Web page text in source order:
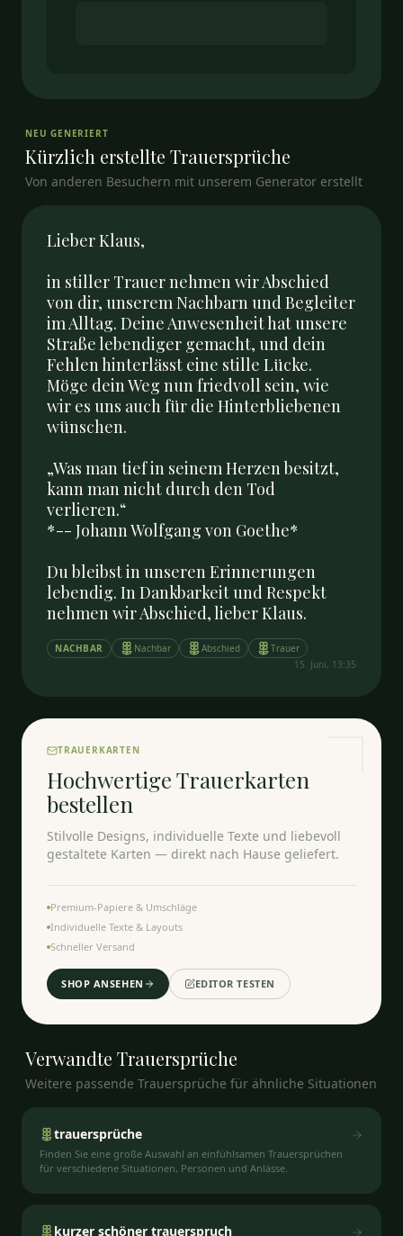
NEU GENERIERT
Kürzlich erstellte Trauersprüche
Von anderen Besuchern mit unserem Generator erstellt
Lieber Klaus,
in stiller Trauer nehmen wir Abschied
von dir, unserem Nachbarn und Begleiter
im Alltag. Deine Anwesenheit hat unsere
Straße lebendiger gemacht, und dein
Fehlen hinterlässt eine stille Lücke.
Möge dein Weg nun friedvoll sein, wie
wir es uns auch für die Hinterbliebenen
wünschen.
„Was man tief in seinem Herzen besitzt,
kann man nicht durch den Tod
verlieren.“
*-- Johann Wolfgang von Goethe*
Du bleibst in unseren Erinnerungen
lebendig. In Dankbarkeit und Respekt
nehmen wir Abschied, lieber Klaus.
NACHBAR Nachbar Abschied
Trauer
15. Juni, 13:35
TRAUERKARTEN
Hochwertige Trauerkarten
bestellen
Stilvolle Designs, individuelle Texte und liebevoll
gestaltete Karten — direkt nach Hause geliefert.
Premium-Papiere & Umschläge
Individuelle Texte & Layouts
Schneller Versand
SHOP ANSEHEN EDITOR TESTEN
Verwandte Trauersprüche
Weitere passende Trauersprüche für ähnliche Situationen
trauersprüche
Finden Sie eine große Auswahl an einfühlsamen Trauersprüchen
für verschiedene Situationen, Personen und Anlässe.
kurzer schöner trauerspruch